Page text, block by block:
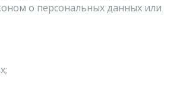
о персональных данных или